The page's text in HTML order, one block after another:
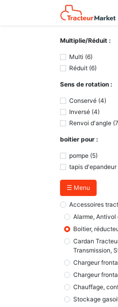
Multiplie/Réduit :
Multi (6)
Réduit (6)
Sens de rotation :
Conservé (4)
Inversé (4)
Renvoi d'angle (7
boitier pour :
pompe (5)
tapis d'epandeur
☰ Menu
Accessoires
Alarme,
Boitier,
Cardan
Transmission,
Chargeur
Chargeur
Chauffage,
Stockage